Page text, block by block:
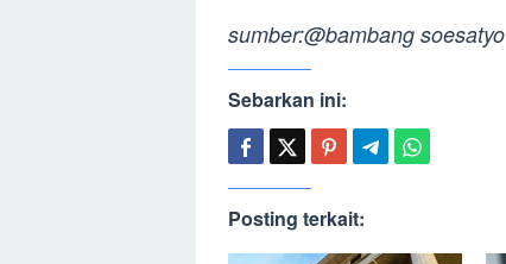
sumber:@bambang soesatyo
Sebarkan ini:
Posting terkait: